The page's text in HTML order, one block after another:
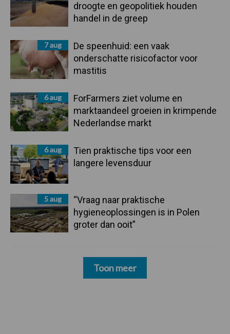
droogte en geopolitiek houden
handel in de greep
7 aug
De speenhuid: een vaak
onderschatte risicofactor voor
mastitis
6 aug
ForFarmers ziet volume en
marktaandeel groeien in krimpende
Nederlandse markt
6 aug
Tien praktische tips voor een
langere levensduur
5 aug
“Vraag naar praktische
hygieneoplossingen is in Polen
groter dan ooit”
Toon meer